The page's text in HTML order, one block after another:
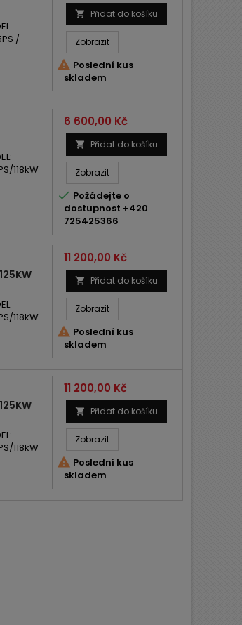
/
 Přidat do košíku
Zobrazit
 Poslední kus
skladem
118kW
Cena
6 600,00 Kč
 Přidat do košíku
Zobrazit
 Požádejte o
dostupnost +420
725425366
118kW
Cena
11 200,00 Kč
 Přidat do košíku
Zobrazit
 Poslední kus
skladem
118kW
Cena
11 200,00 Kč
 Přidat do košíku
Zobrazit
 Poslední kus
skladem